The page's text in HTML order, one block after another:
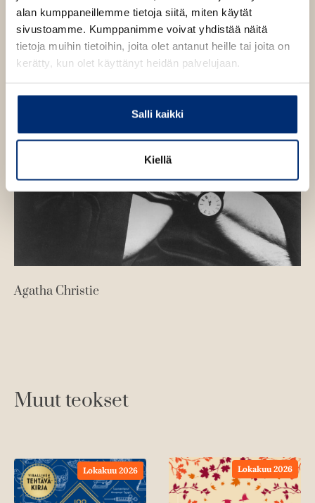
alan kumppaneillemme tietoja siitä, miten käytät
sivustoamme. Kumppanimme voivat yhdistää näitä
tietoja muihin tietoihin, joita olet antanut heille tai joita on
kerätty, kun olet käyttänyt heidän palvelujaan.
Salli kaikki
Kiellä
Agatha Christie
Muut teokset
Lokakuu 2026 Lokakuu 2026